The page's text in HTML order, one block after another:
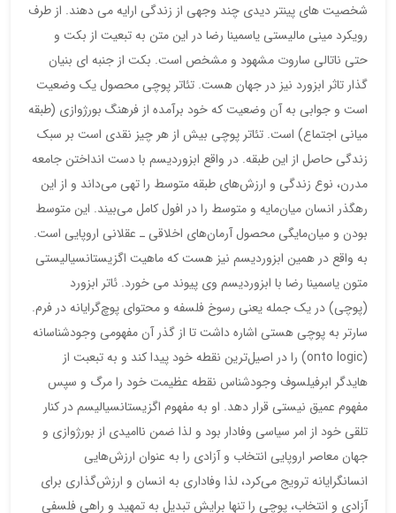
شخصیت های پینتر دیدی چند وجهی از زندگی ارایه می دهند. از طرف
رویکرد مینی مالیستی یاسمینا رضا در این متن به تبعیت از بکت و
حتی ناتالی ساروت مشهود و مشخص است. بکت از جنبه ای بنیان
گذار تاثر ابزورد نیز در جهان هست. تئاتر پوچی محصول یک وضعیت
است و جوابی به آن وضعیت که خود برآمده از فرهنگ بورژوازی (طبقه
میانی اجتماع) است. تئاتر پوچی بیش از هر چیز نقدی است بر سبک
زندگی حاصل از این طبقه. در واقع ابزوردیسم با دست انداختن جامعه
مدرن، نوع زندگی و ارزش‌های طبقه متوسط را تهی می‌داند و از این
رهگذر انسان میان‌مایه و متوسط را در افول کامل می‌بیند. این متوسط
بودن و میان‌مایگی محصول آرمان‌های اخلاقی ـ عقلانی اروپایی است.
به واقع در همین ابزوردیسم نیز هست که ماهیت اگزیستانسیالیستی
متون یاسمینا رضا با ابزوردیسم وی پیوند می خورد. ئاتر ابزورد
(پوچی) در یک جمله یعنی رسوخ فلسفه و محتوای پوچ‌گرایانه در فرم.
سارتر به پوچی هستی اشاره داشت تا از گذر آن مفهومی وجودشناسانه
(onto logic) را در اصیل‌‌ترین نقطه خود پیدا کند و به تبعبت از
هایدگر ابرفیلسوف وجودشناس نقطه عظیمت خود را مرگ و سپس
مفهوم عمیق نیستی قرار دهد. او به مفهوم اگزیستانسیالیسم در کنار
تلقی خود از امر سیاسی وفادار بود و لذا ضمن ناامیدی از بورژوازی و
جهان معاصر اروپایی انتخاب و آزادی را به عنوان ارزش‌هایی
انسانگرایانه ترویج می‌کرد، لذا وفاداری به انسان و ارزش‌گذاری برای
آزادی و انتخاب، پوچی را تنها برایش تبدیل به تمهید و راهی فلسفی